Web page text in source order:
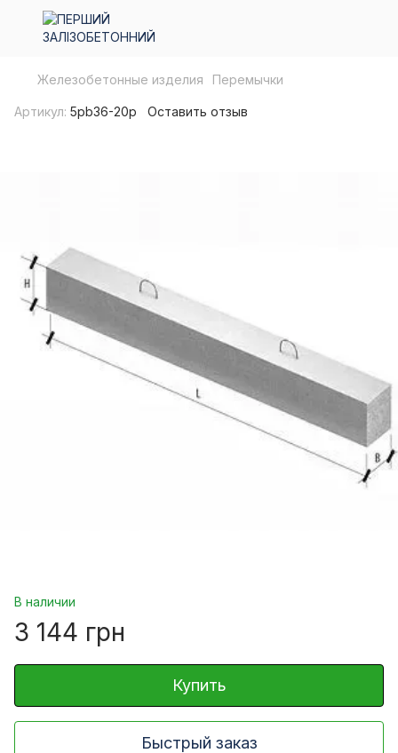
Железобетонные изделия Перемычки
Артикул: 5pb36-20p Оставить отзыв
В наличии
3 144 грн
Купить
Быстрый заказ